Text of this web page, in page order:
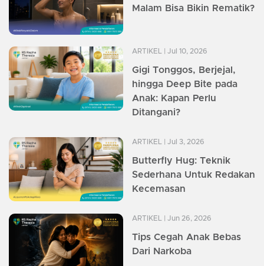
Malam Bisa Bikin Rematik?
ARTIKEL | Jul 10, 2026
Gigi Tonggos, Berjejal,
hingga Deep Bite pada
Anak: Kapan Perlu
Ditangani?
ARTIKEL | Jul 3, 2026
Butterfly Hug: Teknik
Sederhana Untuk Redakan
Kecemasan
ARTIKEL | Jun 26, 2026
Tips Cegah Anak Bebas
Dari Narkoba